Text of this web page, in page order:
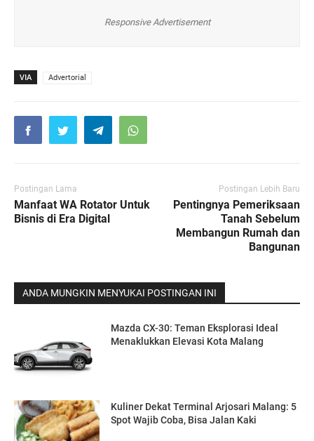
Responsive Advertisement
VIA Advertorial
Postingan Lama
Manfaat WA Rotator Untuk
Bisnis di Era Digital
Postingan Lebih Baru
Pentingnya Pemeriksaan
Tanah Sebelum
Membangun Rumah dan
Bangunan
ANDA MUNGKIN MENYUKAI POSTINGAN INI
Mazda CX-30: Teman Eksplorasi Ideal
Menaklukkan Elevasi Kota Malang
Kuliner Dekat Terminal Arjosari Malang: 5
Spot Wajib Coba, Bisa Jalan Kaki